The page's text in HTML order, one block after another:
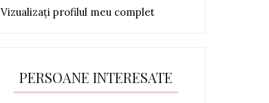
Vizualizați profilul meu complet
PERSOANE INTERESATE